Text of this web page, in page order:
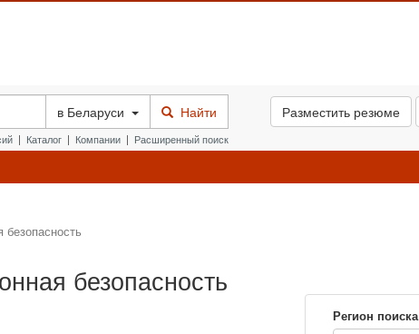
в Беларуси Найти
| Каталог | Компании | Расширенный поиск
Разместить резюме
безопасность
Регион поиска